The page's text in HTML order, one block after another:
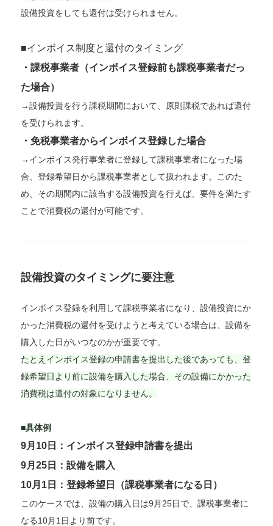
設備投資をしても還付は受けられません。
■インボイス制度と還付のタイミング
・課税事業者（インボイス登録前も課税事業者だっ
た場合）
→設備投資を行う課税期間において、原則課税であれば還付
を受けられます。
・免税事業者からインボイス登録した場合
→インボイス発行事業者に登録して課税事業者になった場
合、登録希望日から課税事業者として扱われます。このた
め、その期間内に該当する設備投資を行えば、要件を満たす
ことで消費税の還付が可能です。
設備投資のタイミングに要注意
インボイス登録を利用して課税事業者になり、設備投資にか
かった消費税の還付を受けようと考えている場合は、設備を
購入した日がいつなのかが重要です。
たとえインボイス登録の申請書を提出した後であっても、登
録希望日より前に設備を購入した場合、その設備にかかった
消費税は還付の対象になりません。
■具体例
9月10日：インボイス登録申請書を提出
9月25日：設備を購入
10月1日：登録希望日（課税事業者になる日）
このケースでは、設備の購入日は9月25日で、課税事業者に
なる10月1日より前です。